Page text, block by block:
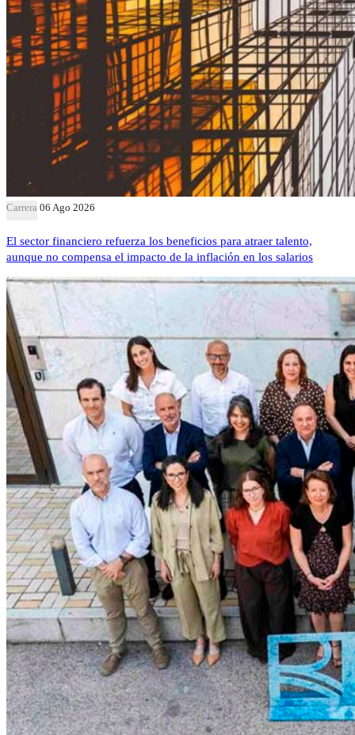
Carrera 06 Ago 2026
El sector financiero refuerza los beneficios para atraer talento,
aunque no compensa el impacto de la inflación en los salarios